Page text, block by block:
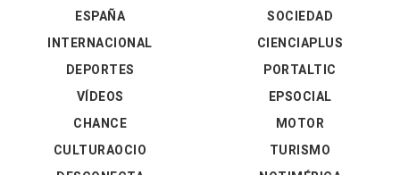
ESPAÑA
INTERNACIONAL
DEPORTES
VÍDEOS
SOCIEDAD
CIENCIAPLUS
PORTALTIC
EPSOCIAL
CHANCE
CULTURAOCIO
MOTOR
TURISMO